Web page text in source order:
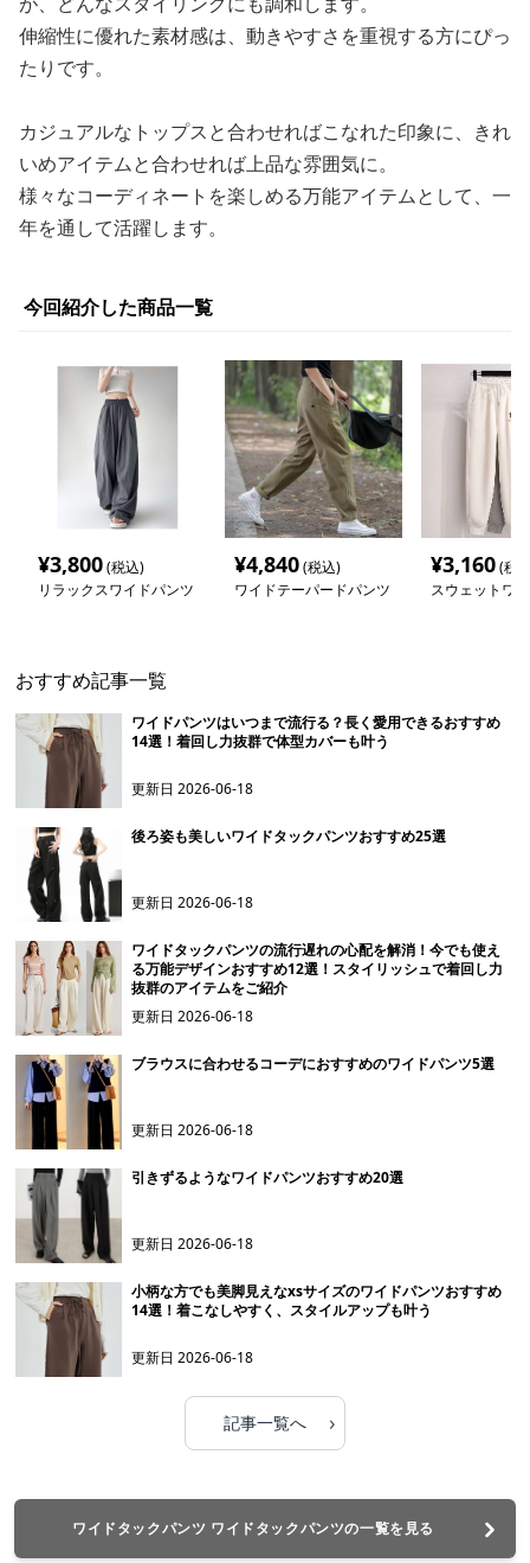
伸縮性に優れた素材感は、動きやすさを重視する方にぴっ
たりです。
カジュアルなトップスと合わせればこなれた印象に、きれ
いめアイテムと合わせれば上品な雰囲気に。
様々なコーディネートを楽しめる万能アイテムとして、一
年を通して活躍します。
今回紹介した商品一覧
¥3,800(税込)
リラックスワイドパンツ
¥4,840(税込)
ワイドテーパードパンツ
¥3,160(税
スウェットワ
おすすめ記事一覧
ワイドパンツはいつまで流行る？長く愛用できるおすすめ
14選！着回し力抜群で体型カバーも叶う
更新日2026-06-18
後ろ姿も美しいワイドタックパンツおすすめ25選
更新日2026-06-18
ワイドタックパンツの流行遅れの心配を解消！今でも使え
る万能デザインおすすめ12選！スタイリッシュで着回し力
抜群のアイテムをご紹介
更新日2026-06-18
ブラウスに合わせるコーデにおすすめのワイドパンツ5選
更新日2026-06-18
引きずるようなワイドパンツおすすめ20選
更新日2026-06-18
小柄な方でも美脚見えなxsサイズのワイドパンツおすすめ
14選！着こなしやすく、スタイルアップも叶う
更新日2026-06-18
記事一覧へ ›
ワイドタックパンツ ワイドタックパンツの一覧を見る